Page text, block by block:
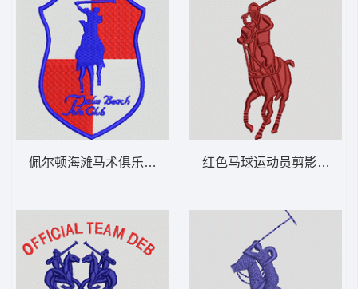
佩尔顿海滩马术俱乐部徽章 保罗 骑马 polo红色马球运动员剪影 保罗